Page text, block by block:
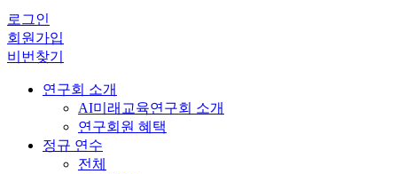
로그인
회원가입
비번찾기
연구회 소개
AI미래교육연구회 소개
연구회원 혜택
정규 연수
전체